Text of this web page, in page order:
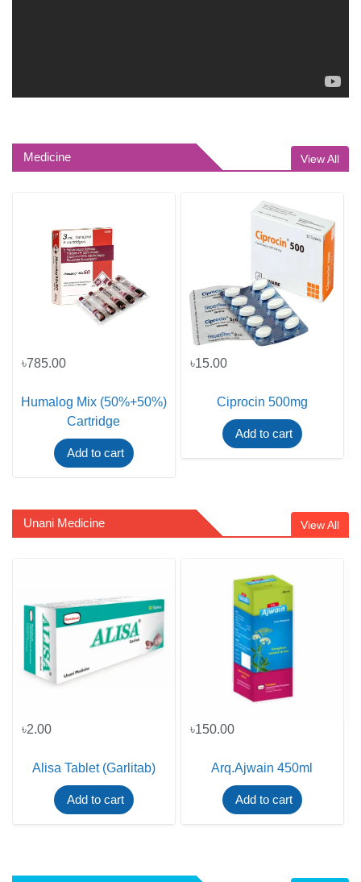
Medicine View All
৳785.00
Humalog Mix (50%+50%)
Cartridge
Add to cart
৳15.00
Ciprocin 500mg
Add to cart
Unani Medicine View All
৳2.00
Alisa Tablet (Garlitab)
Add to cart
৳150.00
Arq.Ajwain 450ml
Add to cart